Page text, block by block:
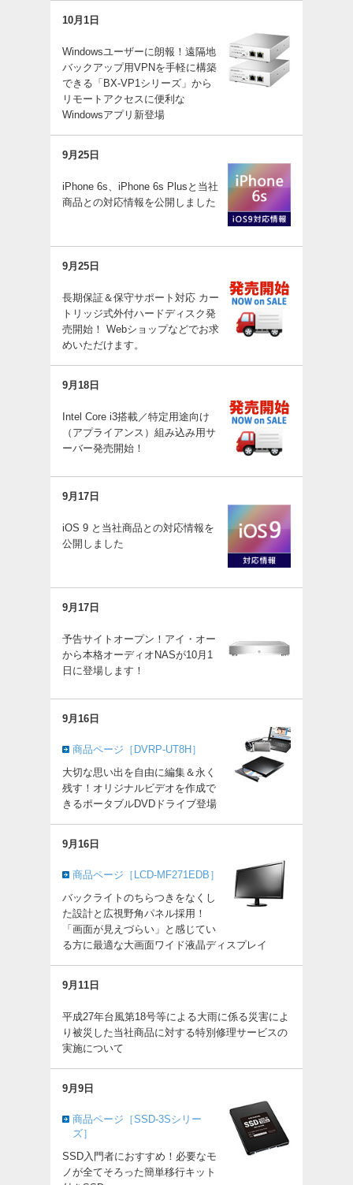
10月1日
Windowsユーザーに朗報！遠隔地
バックアップ用VPNを手軽に構築
できる「BX-VP1シリーズ」から
リモートアクセスに便利な
Windowsアプリ新登場
9月25日
iPhone 6s、iPhone 6s Plusと当社
商品との対応情報を公開しました
9月25日
長期保証＆保守サポート対応 カー
トリッジ式外付ハードディスク発
売開始！ Webショップなどでお求
めいただけます。
9月18日
Intel Core i3搭載／特定用途向け
（アプライアンス）組み込み用サ
ーバー発売開始！
9月17日
iOS 9 と当社商品との対応情報を
公開しました
9月17日
予告サイトオープン！アイ・オー
から本格オーディオNASが10月1
日に登場します！
9月16日
商品ページ［DVRP-UT8H］
大切な思い出を自由に編集＆永く
残す！オリジナルビデオを作成で
きるポータブルDVDドライブ登場
9月16日
商品ページ［LCD-MF271EDB］
バックライトのちらつきをなくし
た設計と広視野角パネル採用！
「画面が見えづらい」と感じてい
る方に最適な大画面ワイド液晶ディスプレイ
9月11日
平成27年台風第18号等による大雨に係る災害によ
り被災した当社商品に対する特別修理サービスの
実施について
9月9日
商品ページ［SSD-3Sシリー
ズ］
SSD入門者におすすめ！必要なモ
ノが全てそろった簡単移行キット